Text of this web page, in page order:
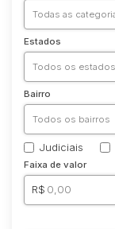
Estados
Bairro
Judiciais
Faixa de valor
R$